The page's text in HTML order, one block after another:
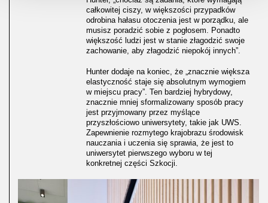
całkowitej ciszy, w większości przypadków
odrobina hałasu otoczenia jest w porządku, ale
musisz poradzić sobie z pogłosem. Ponadto
większość ludzi jest w stanie złagodzić swoje
zachowanie, aby złagodzić niepokój innych”.
Hunter dodaje na koniec, że „znacznie większa
elastyczność staje się absolutnym wymogiem
w miejscu pracy”. Ten bardziej hybrydowy,
znacznie mniej sformalizowany sposób pracy
jest przyjmowany przez myślące
przyszłościowo uniwersytety, takie jak UWS.
Zapewnienie rozmytego krajobrazu środowisk
nauczania i uczenia się sprawia, że jest to
uniwersytet pierwszego wyboru w tej
konkretnej części Szkocji.